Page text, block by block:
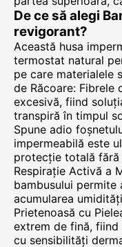
De ce să alegi
revigorant?
Această husa
termostat natural
pe care materialele
de Răcoare: Fibrele
excesivă, fiind
transpiră în timpul
Spune adio
impermeabilă este
protecție totală
Respirație Activă a
bambusului permite
acumularea
Prietenoasă cu
extrem de fină,
cu sensibilități